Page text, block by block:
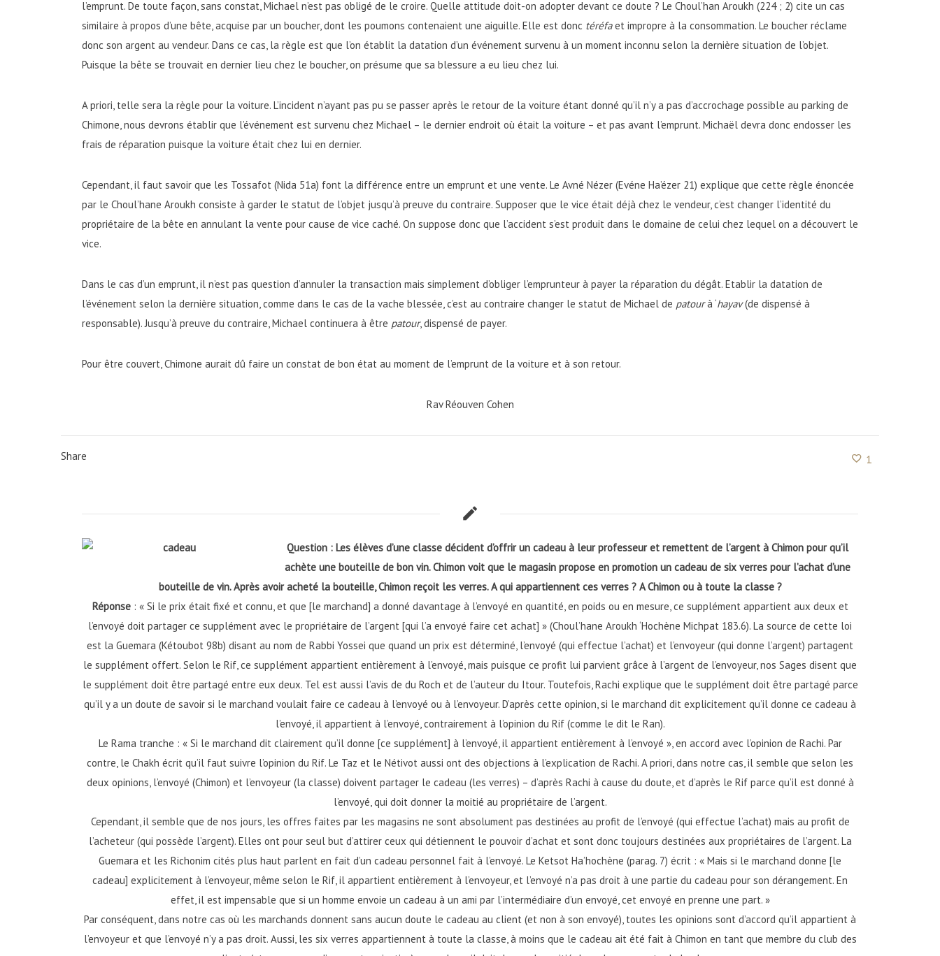
l’emprunt. De toute façon, sans constat, Michael n’est pas obligé de le croire. Quelle attitude doit-on adopter devant ce doute ? Le Choul’han Aroukh (224 ; 2) cite un cas
similaire à propos d’une bête, acquise par un boucher, dont les poumons contenaient une aiguille. Elle est donc téréfaet impropre à la consommation. Le boucher réclame
donc son argent au vendeur. Dans ce cas, la règle est que l’on établit la datation d’un événement survenu à un moment inconnu selon la dernière situation de l’objet.
Puisque la bête se trouvait en dernier lieu chez le boucher, on présume que sa blessure a eu lieu chez lui.
A priori, telle sera la règle pour la voiture. L’incident n’ayant pas pu se passer après le retour de la voiture étant donné qu’il n’y a pas d’accrochage possible au parking de
Chimone, nous devrons établir que l’événement est survenu chez Michael – le dernier endroit où était la voiture – et pas avant l’emprunt. Michaël devra donc endosser les
frais de réparation puisque la voiture était chez lui en dernier.
Cependant, il faut savoir que les Tossafot (Nida 51a) font la différence entre un emprunt et une vente. Le Avné Nézer (Evéne Ha’ézer 21) explique que cette règle énoncée
par le Choul’hane Aroukh consiste à garder le statut de l’objet jusqu’à preuve du contraire. Supposer que le vice était déjà chez le vendeur, c’est changer l’identité du
propriétaire de la bête en annulant la vente pour cause de vice caché. On suppose donc que l’accident s’est produit dans le domaine de celui chez lequel on a découvert le
vice.
Dans le cas d’un emprunt, il n’est pas question d’annuler la transaction mais simplement d’obliger l’emprunteur à payer la réparation du dégât. Etablir la datation de
l’événement selon la dernière situation, comme dans le cas de la vache blessée, c’est au contraire changer le statut de Michael de patourà ‘hayav(de dispensé à
responsable). Jusqu’à preuve du contraire, Michael continuera à être patour, dispensé de payer.
Pour être couvert, Chimone aurait dû faire un constat de bon état au moment de l’emprunt de la voiture et à son retour.
Rav Réouven Cohen
Share 1
Question : Les élèves d’une classe décident d’offrir un cadeau à leur professeur et remettent de l’argent à Chimon pour qu’il
achète une bouteille de bon vin. Chimon voit que le magasin propose en promotion un cadeau de six verres pour l’achat d’une
bouteille de vin. Après avoir acheté la bouteille, Chimon reçoit les verres. A qui appartiennent ces verres ? A Chimon ou à toute la classe ?
Réponse: « Si le prix était fixé et connu, et que [le marchand] a donné davantage à l’envoyé en quantité, en poids ou en mesure, ce supplément appartient aux deux et
l’envoyé doit partager ce supplément avec le propriétaire de l’argent [qui l’a envoyé faire cet achat] » (Choul’hane Aroukh ‘Hochène Michpat 183.6). La source de cette loi
est la Guemara (Kétoubot 98b) disant au nom de Rabbi Yossei que quand un prix est déterminé, l’envoyé (qui effectue l’achat) et l’envoyeur (qui donne l’argent) partagent
le supplément offert. Selon le Rif, ce supplément appartient entièrement à l’envoyé, mais puisque ce profit lui parvient grâce à l’argent de l’envoyeur, nos Sages disent que
le supplément doit être partagé entre eux deux. Tel est aussi l’avis de du Roch et de l’auteur du Itour. Toutefois, Rachi explique que le supplément doit être partagé parce
qu’il y a un doute de savoir si le marchand voulait faire ce cadeau à l’envoyé ou à l’envoyeur. D’après cette opinion, si le marchand dit explicitement qu’il donne ce cadeau à
l’envoyé, il appartient à l’envoyé, contrairement à l’opinion du Rif (comme le dit le Ran).
Le Rama tranche : « Si le marchand dit clairement qu’il donne [ce supplément] à l’envoyé, il appartient entièrement à l’envoyé », en accord avec l’opinion de Rachi. Par
contre, le Chakh écrit qu’il faut suivre l’opinion du Rif. Le Taz et le Nétivot aussi ont des objections à l’explication de Rachi. A priori, dans notre cas, il semble que selon les
deux opinions, l’envoyé (Chimon) et l’envoyeur (la classe) doivent partager le cadeau (les verres) – d’après Rachi à cause du doute, et d’après le Rif parce qu’il est donné à
l’envoyé, qui doit donner la moitié au propriétaire de l’argent.
Cependant, il semble que de nos jours, les offres faites par les magasins ne sont absolument pas destinées au profit de l’envoyé (qui effectue l’achat) mais au profit de
l’acheteur (qui possède l’argent). Elles ont pour seul but d’attirer ceux qui détiennent le pouvoir d’achat et sont donc toujours destinées aux propriétaires de l’argent. La
Guemara et les Richonim cités plus haut parlent en fait d’un cadeau personnel fait à l’envoyé. Le Ketsot Ha’hochène (parag. 7) écrit : « Mais si le marchand donne [le
cadeau] explicitement à l’envoyeur, même selon le Rif, il appartient entièrement à l’envoyeur, et l’envoyé n’a pas droit à une partie du cadeau pour son dérangement. En
effet, il est impensable que si un homme envoie un cadeau à un ami par l’intermédiaire d’un envoyé, cet envoyé en prenne une part. »
Par conséquent, dans notre cas où les marchands donnent sans aucun doute le cadeau au client (et non à son envoyé), toutes les opinions sont d’accord qu’il appartient à
l’envoyeur et que l’envoyé n’y a pas droit. Aussi, les six verres appartiennent à toute la classe, à moins que le cadeau ait été fait à Chimon en tant que membre du club des